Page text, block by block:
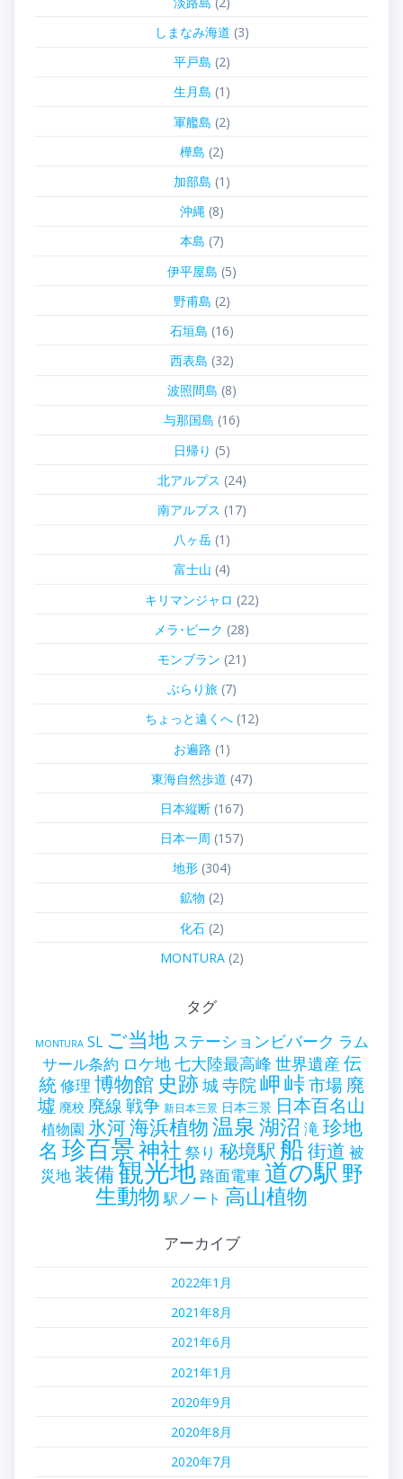
しまなみ海道 (3)
平戸島 (2)
生月島 (1)
軍艦島 (2)
樺島 (2)
加部島 (1)
沖縄(8)
本島 (7)
伊平屋島 (5)
野甫島 (2)
石垣島 (16)
西表島 (32)
波照間島 (8)
与那国島 (16)
日帰り (5)
北アルプス (24)
南アルプス (17)
八ヶ岳(1)
富士山 (4)
キリマンジャロ (22)
メラ･ピーク (28)
モンブラン (21)
ぶらり旅(7)
ちょっと遠くへ(12)
お遍路 (1)
東海自然歩道 (47)
日本縦断(167)
日本一周 (157)
地形(304)
鉱物 (2)
化石(2)
MONTURA(2)
タグ
MONTURA SL ご当地 ステーションビバーク ラム
サール条約 ロケ地七大陸最高峰 世界遺産 伝
統修理 博物館 史跡城寺院岬峠市場廃
墟 廃校 廃線戦争 新日本三景 日本三景 日本百名山
植物園 氷河海浜植物温泉湖沼 滝珍地
名 珍百景神社 祭り 秘境駅 船街道 被
災地装備観光地 路面電車道の駅野
生動物 駅ノート 高山植物
アーカイブ
2022年1月
2021年8月
2021年6月
2021年1月
2020年9月
2020年8月
2020年7月